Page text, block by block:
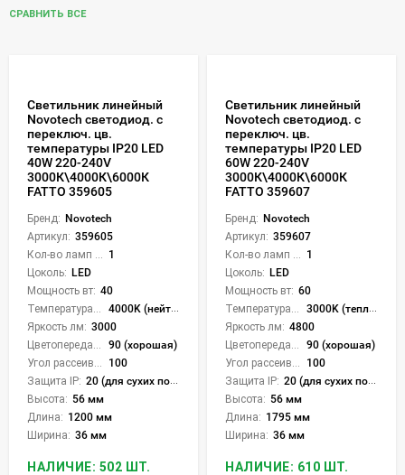
СРАВНИТЬ ВСЕ
Светильник линейный
Novotech светодиод. с
переключ. цв.
температуры IP20 LED
40W 220-240V
3000К\4000К\6000К
FATTO 359605
Бренд: Novotech
Артикул: 359605
Кол-во ламп или LED: 1
Цоколь: LED
Мощность вт: 40
Температура света:
4000K (нейтральный), 6000K (холодный), CCT механическое переключение
Яркость лм: 3000
Цветопередача (CRI):
90 (хорошая)
Угол рассеивания света °:
100
Защита IP: 20 (для сухих пом.)
Высота: 56 мм
Длина: 1200 мм
Ширина: 36 мм
НАЛИЧИЕ: 502 ШТ.
Светильник линейный
Novotech светодиод. с
переключ. цв.
температуры IP20 LED
60W 220-240V
3000К\4000К\6000К
FATTO 359607
Бренд: Novotech
Артикул: 359607
Кол-во ламп или LED: 1
Цоколь: LED
Мощность вт: 60
Температура света:
3000K (теплый), 4000K (нейтральный), 6000K (холодный), CCT механическое переключение
Яркость лм: 4800
Цветопередача (CRI):
90 (хорошая)
Угол рассеивания света °:
100
Защита IP: 20 (для сухих пом.)
Высота: 56 мм
Длина: 1795 мм
Ширина: 36 мм
НАЛИЧИЕ: 610 ШТ.